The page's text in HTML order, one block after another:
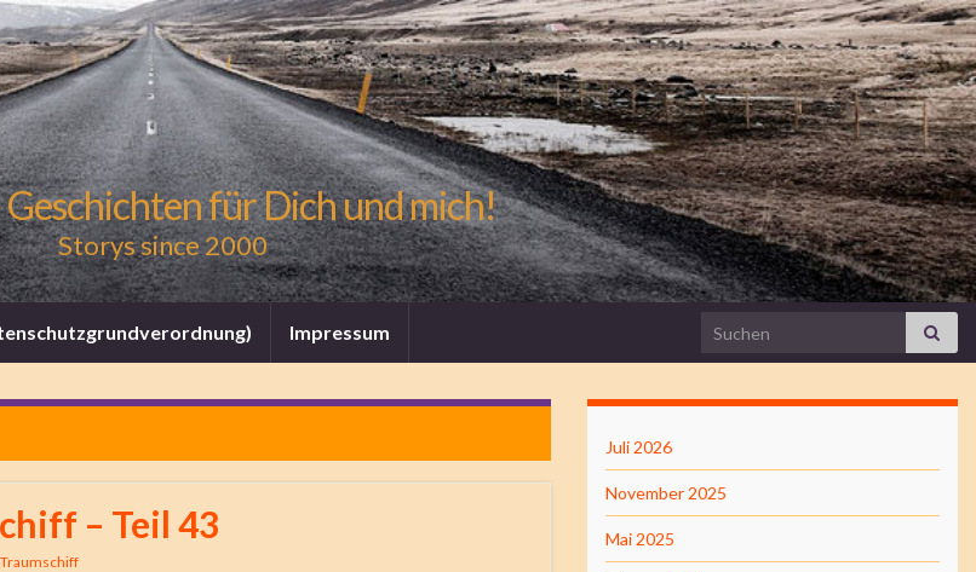
für Dich und mich!
Storys since 2000
Impressum Search for:
– Teil 43
Traumschiff
Juli 2026
November 2025
Mai 2025